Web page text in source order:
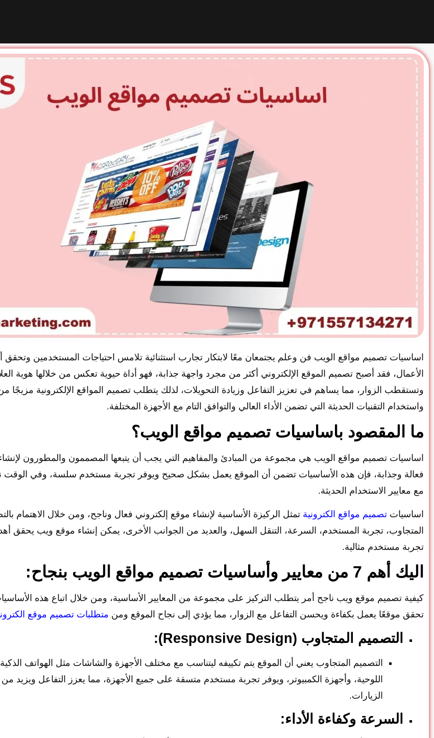
اساسيات تصميم مواقع الويب فن وعلم يجتمعان معًا لابتكار تجارب استثنائية تلامس احتياجات المستخدمين وتحقق
الأعمال، فقد أصبح تصميم الموقع الإلكتروني أكثر من مجرد واجهة جذابة، فهو أداة حيوية تعكس من خلالها هوية
وتستقطب الزوار، مما يساهم في تعزيز التفاعل وزيادة التحويلات، لذلك يتطلب تصميم المواقع الإلكترونية مزيجًا من
واستخدام التقنيات الحديثة التي تضمن الأداء العالي والتوافق التام مع الأجهزة المختلفة.
ما المقصود باساسيات تصميم مواقع الويب؟
اساسيات تصميم مواقع الويب هي مجموعة من المبادئ والمفاهيم التي يجب أن يتبعها المصممون والمطورون
فعالة وجذابة، فإن هذه الأساسيات تضمن أن الموقع يعمل بشكل صحيح ويوفر تجربة مستخدم سلسة، وفي الوقت
مع معايير الاستخدام الحديثة.
اساسيات تصميم مواقع الكترونية تمثل الركيزة الأساسية لإنشاء موقع إلكتروني فعال وناجح، ومن خلال الاهتمام
المتجاوب، تجربة المستخدم، السرعة، التنقل السهل، والعديد من الجوانب الأخرى، يمكن إنشاء موقع ويب يحقق
تجربة مستخدم مثالية.
اليك أهم 7 من معايير وأساسيات تصميم مواقع الويب بنجاح:
كيفية تصميم موقع ويب ناجح أمر يتطلب التركيز على مجموعة من المعايير الأساسية، ومن خلال اتباع هذه
تحقق موقعًا يعمل بكفاءة ويحسن التفاعل مع الزوار، مما يؤدي إلى نجاح الموقع ومن متطلبات تصميم موقع
التصميم المتجاوب (Responsive Design):
التصميم المتجاوب يعني أن الموقع يتم تكييفه ليتناسب مع مختلف الأجهزة والشاشات مثل الهواتف
اللوحية، وأجهزة الكمبيوتر، ويوفر تجربة مستخدم متسقة على جميع الأجهزة، مما يعزز التفاعل ويزيد
الزيارات.
السرعة وكفاءة الأداء: